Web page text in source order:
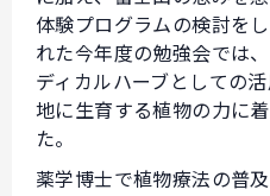
体験プログラムの検討を
れた今年度の勉強会では
ディカルハーブとしての
地に生育する植物の力に
た。
薬学博士で植物療法の普